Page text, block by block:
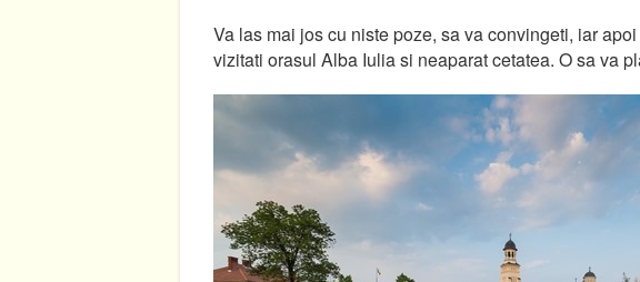
Va las mai jos cu niste poze, sa va convingeti, iar
vizitati orasul Alba Iulia si neaparat cetatea. O sa va